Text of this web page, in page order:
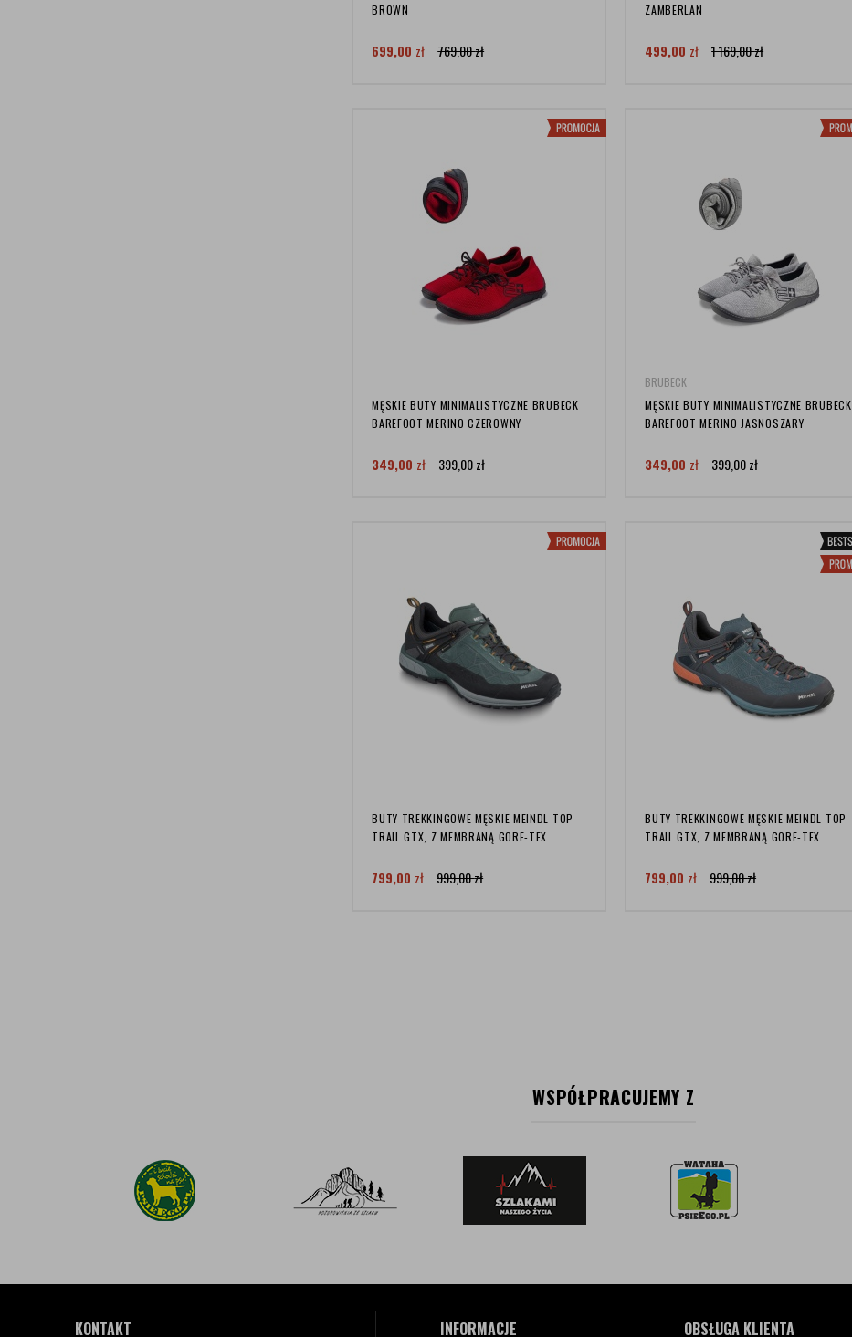
BROWN
699,00 zł 769,00zł
ZAMBERLAN
499,00 zł 1 169,00zł
MĘSKIE BUTY MINIMALISTYCZNE BRUBECK
BAREFOOT MERINO CZEROWNY
349,00 zł 399,00zł
BRUBECK
MĘSKIE BUTY MINIMALISTYCZNE BRUBECK
BAREFOOT MERINO JASNOSZARY
349,00 zł 399,00zł
BUTY TREKKINGOWE MĘSKIE MEINDL TOP
TRAIL GTX, Z MEMBRANĄ GORE-TEX
799,00 zł 999,00zł
BUTY TREKKINGOWE MĘSKIE MEINDL TOP
TRAIL GTX, Z MEMBRANĄ GORE-TEX
799,00 zł 999,00zł
WSPÓŁPRACUJEMY Z
KONTAKT
INFORMACJE
OBSŁUGA KLIENTA